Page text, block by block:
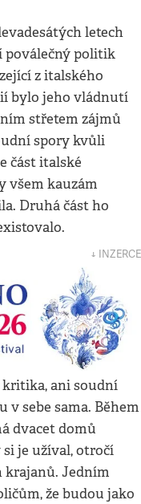
letech
poválečný politik
z italského
bylo jeho vládnutí
střetem zájmů
spory kvůli
část italské
všem kauzám
Druhá část ho
↓ INZERCE
kritika, ani soudní
sebe sama. Během
dvacet domů
si je užíval, otročí
krajanů. Jedním
že budou jako